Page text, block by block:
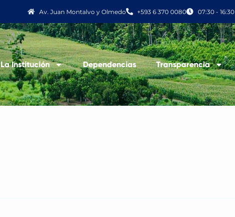
Av. Juan Montalvo y Olmedo +593 6 370 0080 07:30 - 16:30
La Institución Dependencias Transparencia